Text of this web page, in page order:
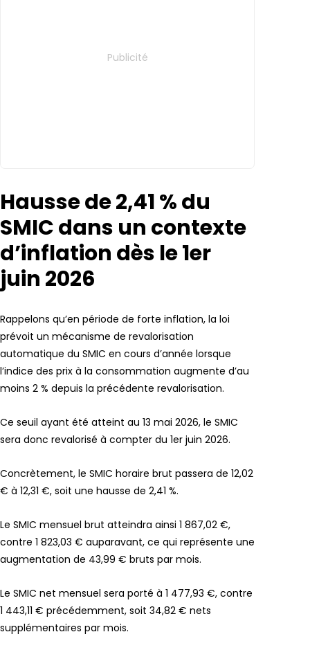
Hausse de 2,41 % du
SMIC dans un contexte
d’inflation dès le 1er
juin 2026
Rappelons qu’en période de forte inflation, la loi
prévoit un mécanisme de revalorisation
automatique du SMIC en cours d’année lorsque
l’indice des prix à la consommation augmente d’au
moins 2 % depuis la précédente revalorisation.
Ce seuil ayant été atteint au 13 mai 2026, le SMIC
sera donc revalorisé à compter du 1er juin 2026.
Concrètement, le SMIC horaire brut passera de 12,02
€ à 12,31 €, soit une hausse de 2,41 %.
Le SMIC mensuel brut atteindra ainsi 1 867,02 €,
contre 1 823,03 € auparavant, ce qui représente une
augmentation de 43,99 € bruts par mois.
Le SMIC net mensuel sera porté à 1 477,93 €, contre
1 443,11 € précédemment, soit 34,82 € nets
supplémentaires par mois.